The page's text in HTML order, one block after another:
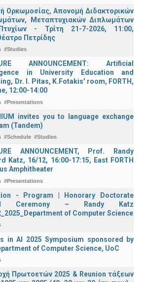
Ορκωμοσίας, Απονομή Διδακτορικών
Μεταπτυχιακών Διπλωμάτων
- Τρίτη 21-7-2026, 11:00,
Πετρίδης
#Studies
ANNOUNCEMENT: Artificial
in University Education and
Dr. I. Pitas, K.Fotakis' room, FORTH,
12:00-14:00
#Presentations
invites you to language exchange
(Tandem)
#Schedule #Studies
ANNOUNCEMENT, Prof. Randy
Katz, 16/12, 16:00-17:15, East FORTH
Amphitheater
#Presentations
- Program | Honorary Doctorate
Ceremony – Randy Katz
of Computer Science
in AI 2025 Symposium sponsored by
of Computer Science, UoC
Πρωτοετών 2025 & Reunion τάξεων